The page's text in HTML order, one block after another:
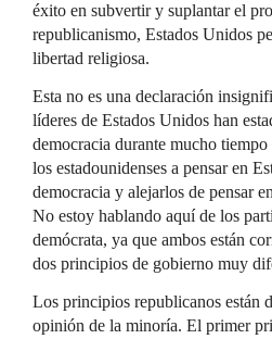
éxito en subvertir y suplantar el
republicanismo, Estados Unidos
libertad religiosa.
Esta no es una declaración
líderes de Estados Unidos han
democracia durante mucho
los estadounidenses a pensar en
democracia y alejarlos de pensar
No estoy hablando aquí de los
demócrata, ya que ambos están
dos principios de gobierno muy
Los principios republicanos están
opinión de la minoría. El primer